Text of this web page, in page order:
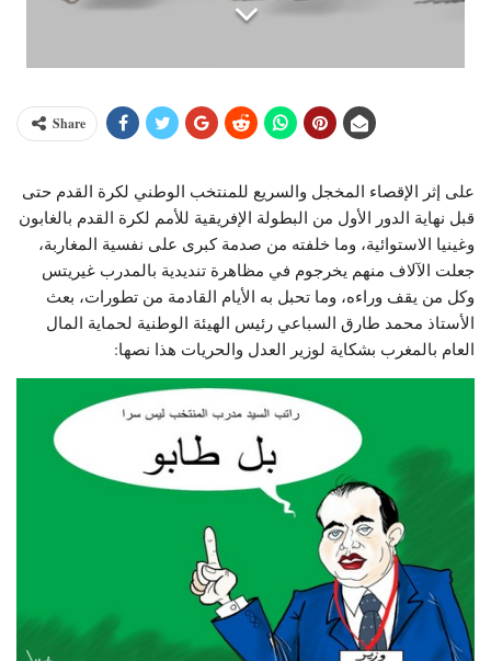
Share
على إثر الإقصاء المخجل والسريع للمنتخب الوطني لكرة القدم حتى
قبل نهاية الدور الأول من البطولة الإفريقية للأمم لكرة القدم بالغابون
وغينيا الاستوائية، وما خلفته من صدمة كبرى على نفسية المغاربة،
جعلت الآلاف منهم يخرجوم في مظاهرة تنديدية بالمدرب غيريتس
وكل من يقف وراءه، وما تحبل به الأيام القادمة من تطورات، بعث
الأستاذ محمد طارق السباعي رئيس الهيئة الوطنية لحماية المال
العام بالمغرب بشكاية لوزير العدل والحريات هذا نصها: